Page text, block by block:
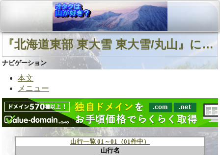
『北海道東部 東大雪 東大雪/丸山』に関連する山行
ナビゲーション
本文
メニュー
山行一覧 01～01（01件中）
山行名